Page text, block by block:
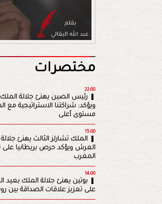
مختصرات
22:00
رئيس الصين يهنئ جلالة
ويؤكد: شراكتنا الاستراتيجية مع
مستوى أعلى
15:00
الملك تشارلز الثالث يهنئ
العرش ويؤكد حرص بريطانيا على
المغرب
14:00
بوتين يهنئ جلالة الملك
على تعزيز علاقات الصداقة بين